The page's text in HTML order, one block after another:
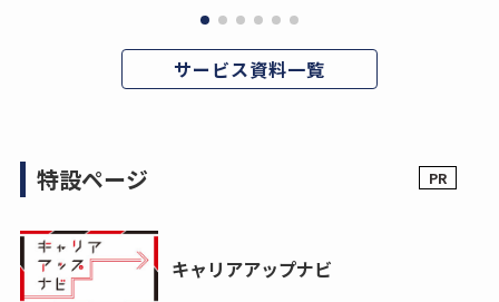
サービス資料一覧
特設ページ
キャリアアップナビ